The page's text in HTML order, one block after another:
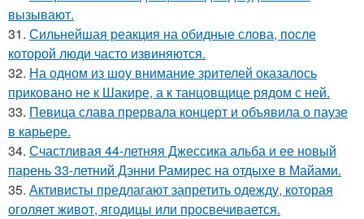
вызывают.
31. Сильнейшая реакция на обидные слова, после
которой люди часто извиняются.
32. На одном из шоу внимание зрителей оказалось
приковано не к Шакире, а к танцовщице рядом с ней.
33. Певица слава прервала концерт и объявила о паузе
в карьере.
34. Счастливая 44-летняя Джессика альба и ее новый
парень 33-летний Дэнни Рамирес на отдыхе в Майами.
35. Активисты предлагают запретить одежду, которая
оголяет живот, ягодицы или просвечивается.